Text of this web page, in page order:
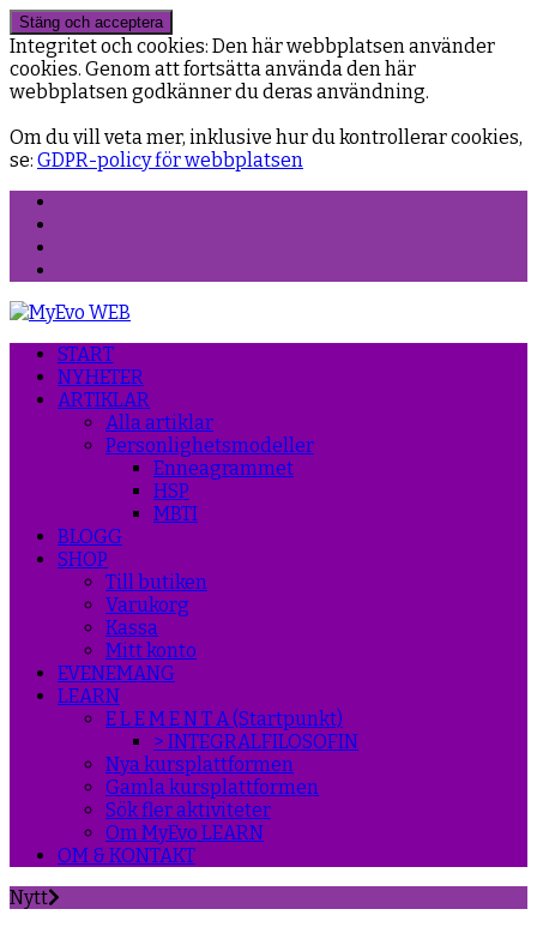
Integritet och cookies: Den här webbplatsen använder
cookies. Genom att fortsätta använda den här
webbplatsen godkänner du deras användning.
Om du vill veta mer, inklusive hur du kontrollerar cookies,
se: GDPR-policy för webbplatsen
START
NYHETER
ARTIKLAR
Alla artiklar
Personlighetsmodeller
Enneagrammet
HSP
MBTI
BLOGG
SHOP
Till butiken
Varukorg
Kassa
Mitt konto
EVENEMANG
LEARN
E L E M E N T A (Startpunkt)
> INTEGRALFILOSOFIN
Nya kursplattformen
Gamla kursplattformen
Sök fler aktiviteter
Om MyEvo LEARN
OM & KONTAKT
Nytt